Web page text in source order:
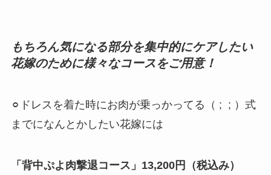
もちろん気になる部分を集中的にケアしたい
花嫁のために様々なコースをご用意！
⚪︎ドレスを着た時にお肉が乗っかってる（ ; ; ）式
までになんとかしたい花嫁には
「背中ぷよ肉撃退コース」13,200円（税込み）